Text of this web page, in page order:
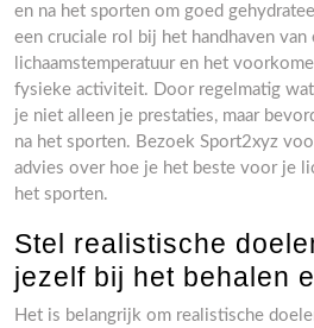
en na het sporten om goed
een cruciale rol bij het handhaven van
lichaamstemperatuur en het
fysieke activiteit. Door regelmatig
je niet alleen je prestaties, maar
na het sporten. Bezoek Sport2xyz
advies over hoe je het beste voor je
het sporten.
Stel realistische
jezelf bij het behalen
Het is belangrijk om realistische